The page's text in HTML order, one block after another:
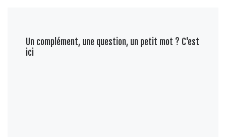
Un complément, une question, un petit mot ? C'est
ici